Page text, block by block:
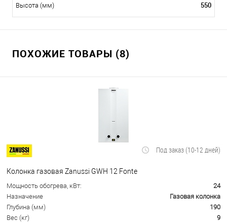
Высота (мм) 550
ПОХОЖИЕ ТОВАРЫ (8)
Под заказ (10-12 дней)
Колонка газовая Zanussi GWH 12 Fonte
Мощность обогрева, кВт:
24
Назначение
Газовая колонка
Глубина (мм)
190
Вес (кг)
9